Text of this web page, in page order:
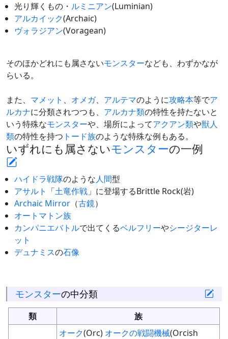
光り輝くもの・ ルミニアン(Luminian)
アルカイック(Archaic)
ヴォラジアン(Voragean)
そのほかどれにも属さないモンスターなども、わずかなが
らいる。
また、 マメット 、 オメガ、 アルテマのように攻略本等でア
ルカナに分類されつつも、 アルカナ類の特性を持たないと
いう特殊なモンスターや、場所によってアクアン類や獣人
類の特性を持つ トード族のような特殊な例もある。
いずれにも属さないモンスターの一例
ハイドラ戦隊のような人間型
アサルト 「土竜作戦 」に登場するBrittle Rock(岩)
Archaic Mirror （古鏡）
オートマトン族
カンパニエバトルで出てくるベルフリーやシージターレ
ット
デュナミスの石像
モンスターの中分類
類 族
オーク(Orc) オークの戦闘機械(Orcish